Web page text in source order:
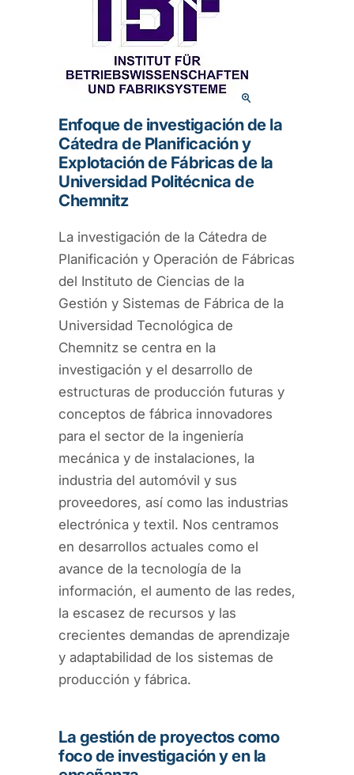
Enfoque de investigación de la
Cátedra de Planificación y
Explotación de Fábricas de la
Universidad Politécnica de
Chemnitz
La investigación de la Cátedra de
Planificación y Operación de Fábricas
del Instituto de Ciencias de la
Gestión y Sistemas de Fábrica de la
Universidad Tecnológica de
Chemnitz se centra en la
investigación y el desarrollo de
estructuras de producción futuras y
conceptos de fábrica innovadores
para el sector de la ingeniería
mecánica y de instalaciones, la
industria del automóvil y sus
proveedores, así como las industrias
electrónica y textil. Nos centramos
en desarrollos actuales como el
avance de la tecnología de la
información, el aumento de las redes,
la escasez de recursos y las
crecientes demandas de aprendizaje
y adaptabilidad de los sistemas de
producción y fábrica.
La gestión de proyectos como
foco de investigación y en la